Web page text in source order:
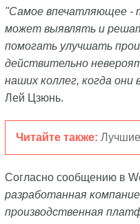
"Самое впечатляющее -
может выявлять и
помогать улучшать
действительно
наших коллег, когда они
Лей Цзюнь.
Читайте также:
Согласно сообщению в
разработанная
производственная